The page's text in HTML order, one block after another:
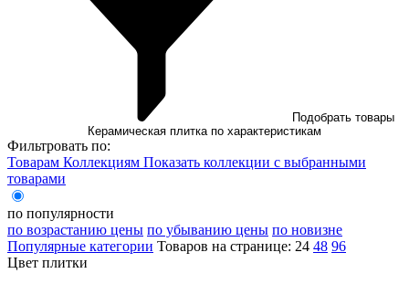
Керамическая плитка по характеристикам
Фильтровать по:
Товарам Коллекциям Показать коллекции с выбранными
товарами
по популярности
по возрастанию цены по убыванию цены по новизне
Популярные категории Товаров на странице: 24 48 96
Цвет плитки